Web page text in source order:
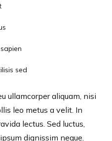
sed
ullamcorper aliquam, nisi
leo metus a velit. In
lectus. Sed luctus,
dignissim neque.